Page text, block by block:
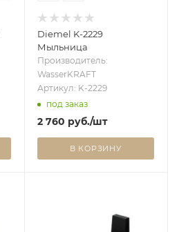
Diemel K-2229
Мыльница
Производитель:
WasserKRAFT
Артикул: K-2229
под заказ
2 760 руб./шт
В КОРЗИНУ